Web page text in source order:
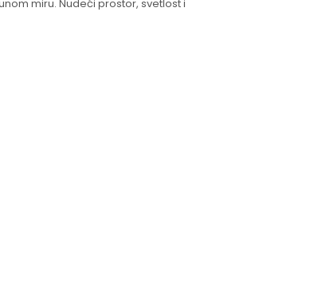
miru. Nudeći prostor, svetlost i